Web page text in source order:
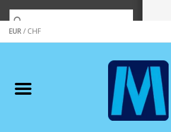
EUR/ CHF
Merken